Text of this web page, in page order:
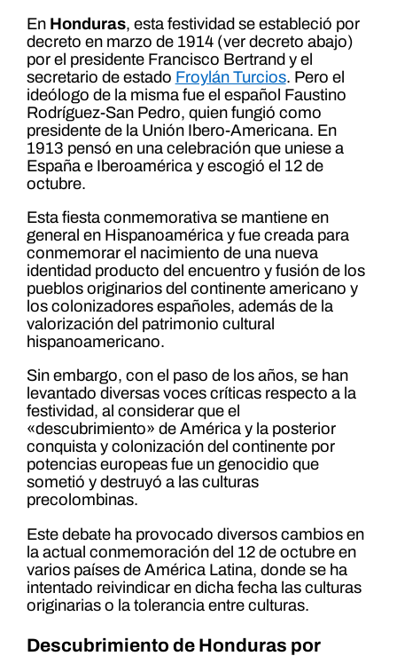
En Honduras, esta festividad se estableció por
decreto en marzo de 1914 (ver decreto abajo)
por el presidente Francisco Bertrand y el
secretario de estado Froylán Turcios. Pero el
ideólogo de la misma fue el español Faustino
Rodríguez-San Pedro, quien fungió como
presidente de la Unión Ibero-Americana. En
1913 pensó en una celebración que uniese a
España e Iberoamérica y escogió el 12 de
octubre.
Esta fiesta conmemorativa se mantiene en
general en Hispanoamérica y fue creada para
conmemorar el nacimiento de una nueva
identidad producto del encuentro y fusión de los
pueblos originarios del continente americano y
los colonizadores españoles, además de la
valorización del patrimonio cultural
hispanoamericano.
Sin embargo, con el paso de los años, se han
levantado diversas voces críticas respecto a la
festividad, al considerar que el
«descubrimiento» de América y la posterior
conquista y colonización del continente por
potencias europeas fue un genocidio que
sometió y destruyó a las culturas
precolombinas.
Este debate ha provocado diversos cambios en
la actual conmemoración del 12 de octubre en
varios países de América Latina, donde se ha
intentado reivindicar en dicha fecha las culturas
originarias o la tolerancia entre culturas.
Descubrimiento de Honduras por